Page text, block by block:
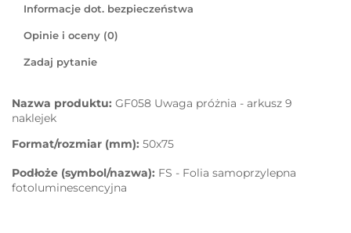
Informacje dot. bezpieczeństwa
Opinie i oceny (0)
Zadaj pytanie
Nazwa produktu: GF058 Uwaga próżnia - arkusz 9
naklejek
Format/rozmiar (mm): 50x75
Podłoże (symbol/nazwa): FS - Folia samoprzylepna
fotoluminescencyjna